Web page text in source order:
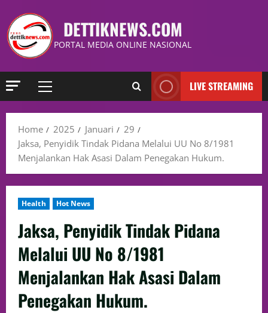
DETTIKNEWS.COM
PORTAL MEDIA ONLINE NASIONAL
LIVE STREAMING
Home 2025 Januari
29
Jaksa, Penyidik Tindak Pidana Melalui UU No 8/1981
Menjalankan Hak Asasi Dalam Penegakan Hukum.
Health Hot News
Jaksa, Penyidik Tindak Pidana
Melalui UU No 8/1981
Menjalankan Hak Asasi Dalam
Penegakan Hukum.